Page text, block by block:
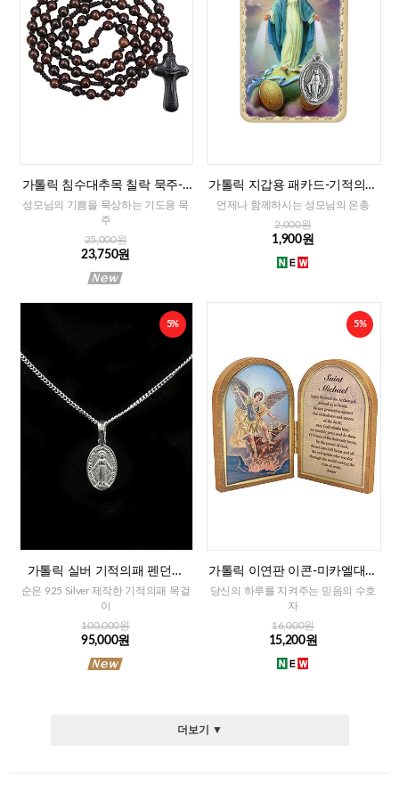
가톨릭 침수대추목 칠락 묵주-8
mm
성모님의 기쁨을 묵상하는 기도용 묵
주
25,000원
23,750원
가톨릭 지갑용 패카드-기적의성
모님(이태리)
언제나 함께하시는 성모님의 은총
2,000원
1,900원
5%
가톨릭 실버 기적의패 펜던트
+목걸이줄
순은 925 Silver 제작한 기적의패 목걸
이
100,000원
95,000원
5%
가톨릭 이연판 이콘-미카엘대천
사+기도문(이태리)
당신의 하루를 지켜주는 믿음의 수호
자
16,000원
15,200원
더보기 ▼